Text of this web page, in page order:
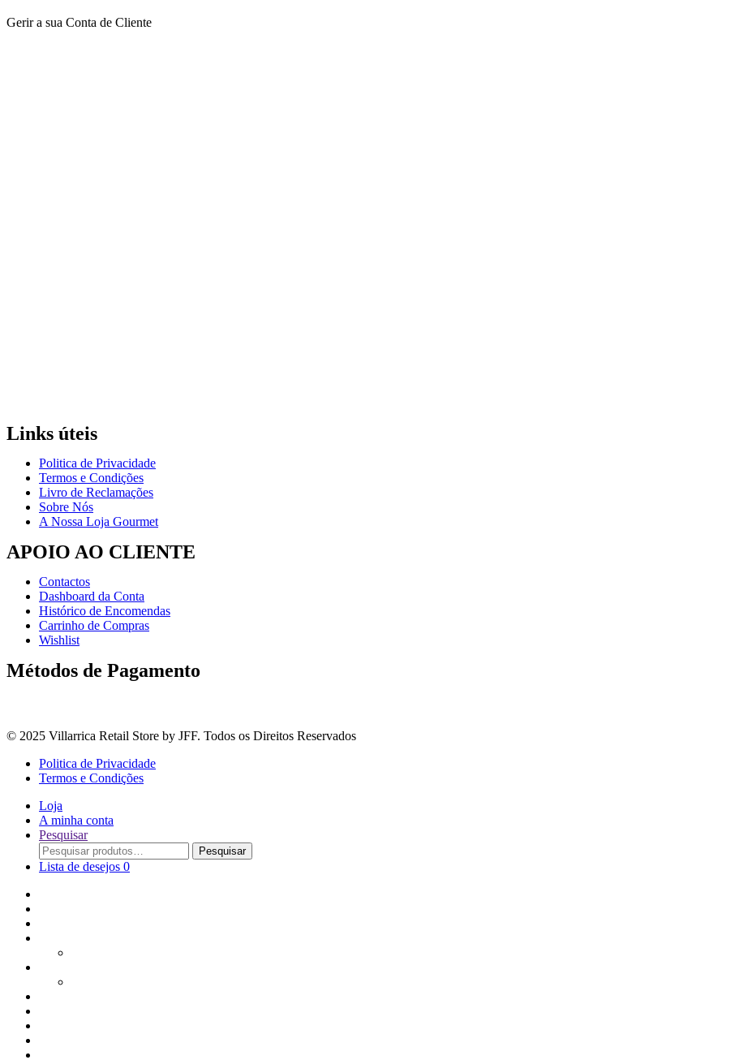
Gerir a sua Conta de Cliente
Links úteis
Politica de Privacidade
Termos e Condições
Livro de Reclamações
Sobre Nós
A Nossa Loja Gourmet
APOIO AO CLIENTE
Contactos
Dashboard da Conta
Histórico de Encomendas
Carrinho de Compras
Wishlist
Métodos de Pagamento
© 2025 Villarrica Retail Store by JFF. Todos os Direitos Reservados
Politica de Privacidade
Termos e Condições
Loja
A minha conta
Pesquisar
Procurar
por:
Pesquisar
Lista de desejos 0